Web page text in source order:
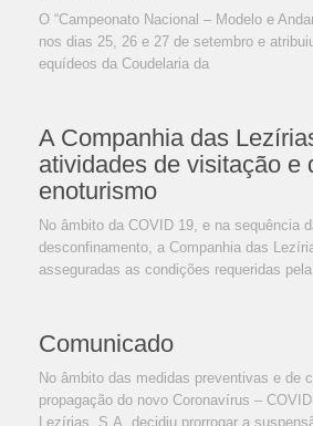
O “Campeonato Nacional – Modelo e
nos dias 25, 26 e 27 de setembro e
equídeos da Coudelaria da
A Companhia das
atividades de visitação e
enoturismo
No âmbito da COVID 19, e na sequência
desconfinamento, a Companhia das
asseguradas as condições requeridas
Comunicado
No âmbito das medidas preventivas e de
propagação do novo Coronavírus –
Lezírias, S.A. decidiu prorrogar a